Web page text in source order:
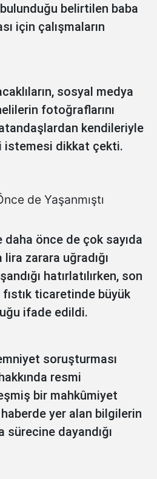
belirtilen baba
için çalışmaların
sosyal medya
fotoğraflarını
kendileriyle
istemesi dikkat çekti.
de Yaşanmıştı
daha önce de çok sayıda
zarara uğradığı
hatırlatılırken, son
ticaretinde büyük
ifade edildi.
soruşturması
resmi
bir mahkûmiyet
haberde yer alan bilgilerin
dayandığı